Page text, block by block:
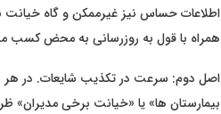
اطلاعات حساس نیز غیرممکن و گاه خیانت
همراه با قول به روزرسانی به محض کسب
اصل دوم: سرعت در تکذیب شایعات. در هر دو
بیمارستان ها» یا «خیانت برخی